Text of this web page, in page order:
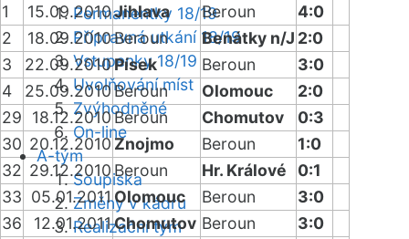
Permanentky 18/19
Přípravná utkání 18/19
Vstupenky 18/19
Uvolňování míst
Zvýhodněné
On-line
A-tým
Soupiska
Změny v kádru
Realizační tým
1 15.09.2010Jihlava Beroun
4:0
2
18.09.2010Beroun Benátky n/J 2:0
3
22.09.2010Písek Beroun
3:0
4
25.09.2010Beroun Olomouc
2:0
29
18.12.2010Beroun Chomutov
0:3
30 20.12.2010Znojmo Beroun
1:0
32 29.12.2010Beroun Hr. Králové
0:1
33 05.01.2011Olomouc Beroun
3:0
36
12.01.2011Chomutov Beroun
3:0